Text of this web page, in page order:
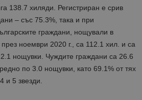
138.7 хиляди. Регистриран е срив
– със 75.3%, така и при
граждани, нощували в
ноември 2020 г., са 112.1 хил. и са
нощувки. Чуждите граждани са 26.6
по 3.0 нощувки, като 69.1% от тях
и 5 звезди.